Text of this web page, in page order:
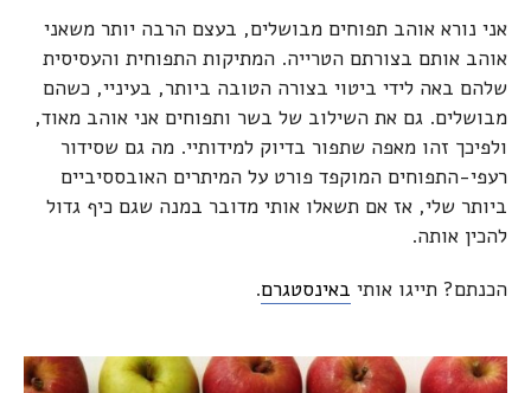
אני נורא אוהב תפוחים מבושלים, בעצם הרבה יותר משאני
אוהב אותם בצורתם הטרייה. המתיקות התפוחית והעסיסית
שלהם באה לידי ביטוי בצורה הטובה ביותר, בעיניי, כשהם
מבושלים. גם את השילוב של בשר ותפוחים אני אוהב מאוד,
ולפיכך זהו מאפה שתפור בדיוק למידותיי. מה גם שסידור
רעפי-התפוחים המוקפד פורט על המיתרים האובססיביים
ביותר שלי, אז אם תשאלו אותי מדובר במנה שגם כיף גדול
להכין אותה.
הכנתם? תייגו אותי באינסטגרם.